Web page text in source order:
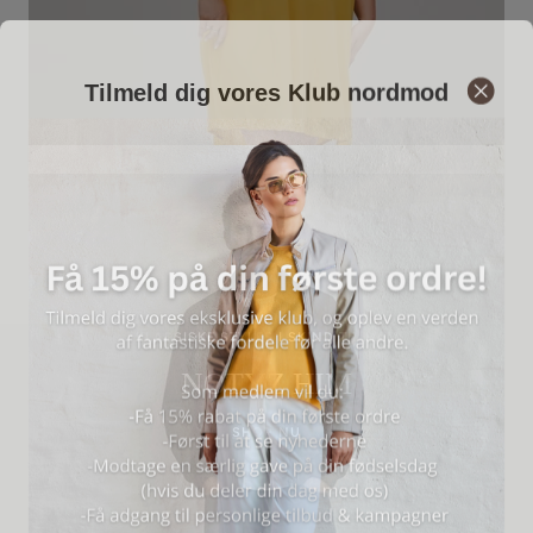
KLASSISKE STYLES I SKIND TIL HAM
NOTYZ HIM
SHOP NU
Tilmeld dig vores Klub nordmod